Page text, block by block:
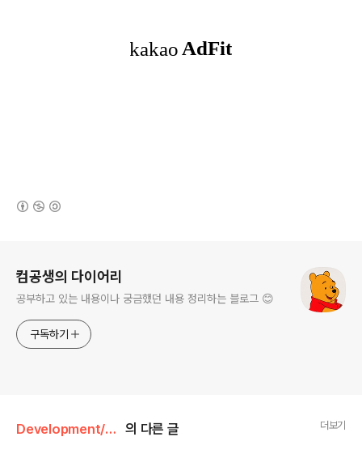
컴공생의 다이어리
공부하고 있는 내용이나 궁금했던 내용 정리하는 블로그 😊
구독하기
Development/Git 의 다른 글 더보기